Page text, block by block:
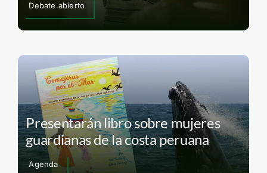
Debate abierto
Presentarán libro sobre mujeres
guardianas de la costa peruana
Agenda